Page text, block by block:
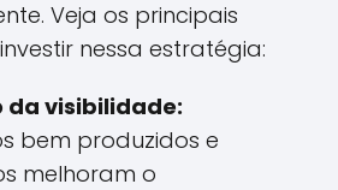
Veja os principais
nessa estratégia:
da visibilidade:
bem produzidos e
melhoram o